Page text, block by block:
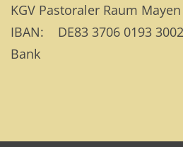
KGV Pastoraler Raum Mayen
IBAN: DE83 3706 0193
Bank